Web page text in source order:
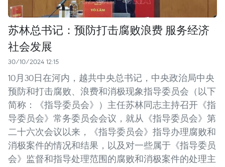
苏林总书记：预防打击腐败浪费 服务经济
社会发展
30/10/2024 12:15
10月30日在河内，越共中央总书记，中央政治局中央
预防和打击腐败、浪费和消极现象指导委员会（以下
简称：《指导委员会》）主任苏林同志主持召开《指
导委员会》常务委员会会议，就从《指导委员会》第
二十六次会议以来，《指导委员会》指导办理腐败和
消极案件的情况和结果，以及对一些属于《指导委员
会》监督和指导处理范围的腐败和消极案件的处理主